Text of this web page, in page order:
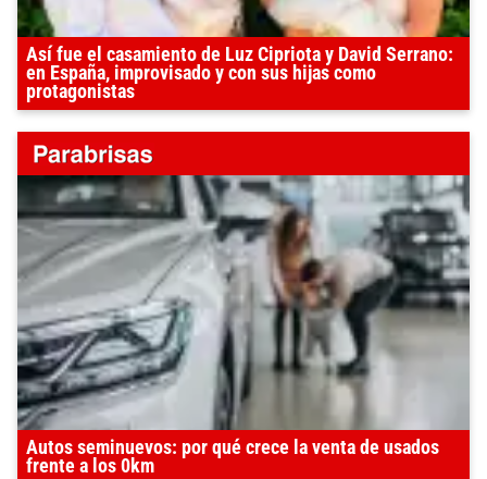
Así fue el casamiento de Luz Cipriota y David Serrano:
en España, improvisado y con sus hijas como
protagonistas
Autos seminuevos: por qué crece la venta de usados
frente a los 0km